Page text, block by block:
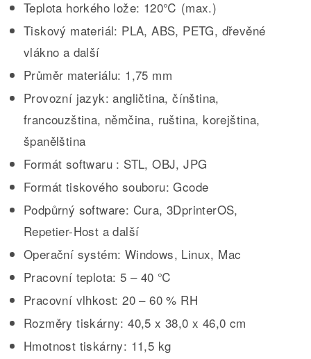
Teplota horkého lože: 120℃ (max.)
Tiskový materiál: PLA, ABS, PETG, dřevěné
vlákno a další
Průměr materiálu: 1,75 mm
Provozní jazyk: angličtina, čínština,
francouzština, němčina, ruština, korejština,
španělština
Formát softwaru : STL, OBJ, JPG
Formát tiskového souboru: Gcode
Podpůrný software: Cura, 3DprinterOS,
Repetier-Host a další
Operační systém: Windows, Linux, Mac
Pracovní teplota: 5 – 40 ℃
Pracovní vlhkost: 20 – 60 % RH
Rozměry tiskárny: 40,5 x 38,0 x 46,0 cm
Hmotnost tiskárny: 11,5 kg